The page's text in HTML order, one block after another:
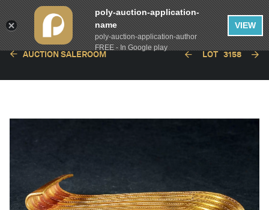
AUCTION SALEROOM LOT 3158
poly-auction-application-
name
poly-auction-application-author
FREE - In Google play
VIEW